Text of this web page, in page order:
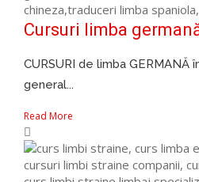
Cursuri limba
CURSURI de limba GERMANĂ
general...
Read More